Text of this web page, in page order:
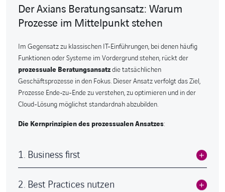
Der Axians Beratungsansatz: Warum
Prozesse im Mittelpunkt stehen
Im Gegensatz zu klassischen IT-Einführungen, bei denen häufig
Funktionen oder Systeme im Vordergrund stehen, rückt der
prozessuale Beratungsansatzdie tatsächlichen
Geschäftsprozesse in den Fokus. Dieser Ansatz verfolgt das Ziel,
Prozesse Ende-zu-Ende zu verstehen, zu optimieren und in der
Cloud-Lösung möglichst standardnah abzubilden.
Die Kernprinzipien des prozessualen Ansatzes:
1. Business first
2. Best Practices nutzen